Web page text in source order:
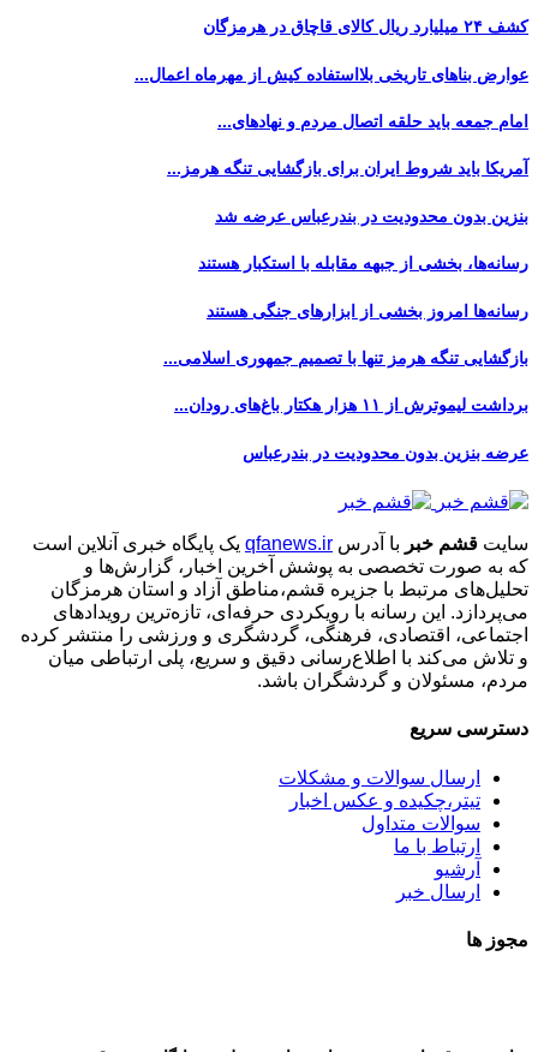
کشف ۲۴ میلیارد ریال کالای قاچاق در هرمزگان
عوارض بناهای تاریخی بلااستفاده کیش از مهرماه اعمال...
امام جمعه باید حلقه اتصال مردم و نهادهای...
آمریکا باید شروط ایران برای بازگشایی تنگه هرمز...
بنزین بدون محدودیت در بندرعباس عرضه شد
رسانه‌ها، بخشی از جبهه مقابله با استکبار هستند
رسانه‌ها امروز بخشی از ابزارهای جنگی هستند
بازگشایی تنگه هرمز تنها با تصمیم جمهوری اسلامی...
برداشت لیموترش از ۱۱ هزار هکتار باغ‌های رودان...
عرضه بنزین بدون محدودیت در بندرعباس
سایت قشم خبر با آدرس qfanews.ir یک پایگاه خبری آنلاین است
که به صورت تخصصی به پوشش آخرین اخبار، گزارش‌ها و
تحلیل‌های مرتبط با جزیره قشم،مناطق آزاد و استان هرمزگان
می‌پردازد. این رسانه با رویکردی حرفه‌ای، تازه‌ترین رویدادهای
اجتماعی، اقتصادی، فرهنگی، گردشگری و ورزشی را منتشر کرده
و تلاش می‌کند با اطلاع‌رسانی دقیق و سریع، پلی ارتباطی میان
مردم، مسئولان و گردشگران باشد.
دسترسی سریع
ارسال سوالات و مشکلات
تیتر،چکیده و عکس اخبار
سوالات متداول
ارتباط با ما
آرشیو
ارسال خبر
مجوز ها